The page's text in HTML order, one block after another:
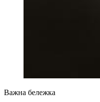
Важна бележка